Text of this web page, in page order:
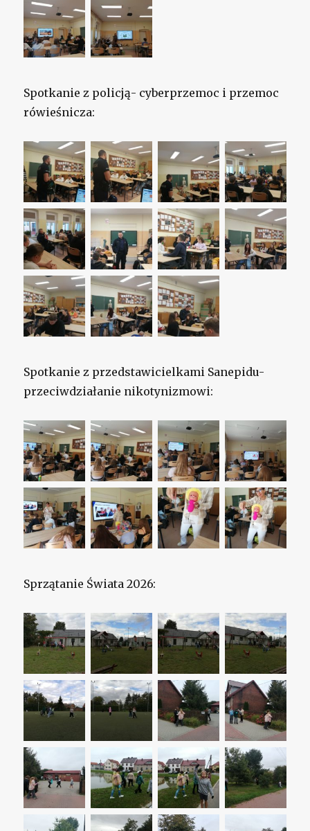
Spotkanie z policją- cyberprzemoc i przemoc
rówieśnicza:
Spotkanie z przedstawicielkami Sanepidu-
przeciwdziałanie nikotynizmowi:
Sprzątanie Świata 2026: